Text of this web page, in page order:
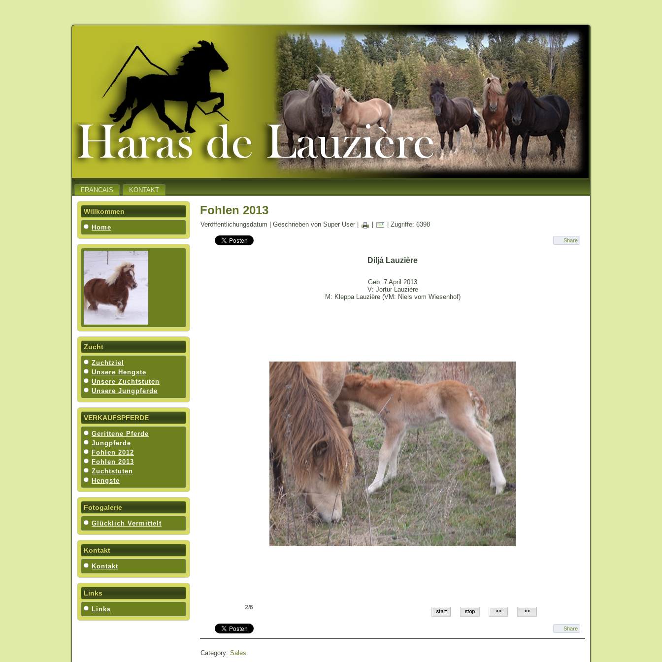
FRANCAIS KONTAKT
Willkommen
Home
Zucht
Zuchtziel
Unsere Hengste
Unsere Zuchtstuten
Unsere Jungpferde
VERKAUFSPFERDE
Gerittene Pferde
Jungpferde
Fohlen 2012
Fohlen 2013
Zuchtstuten
Hengste
Fotogalerie
Glücklich Vermittelt
Kontakt
Kontakt
Links
Links
Fohlen 2013
Veröffentlichungsdatum | Geschrieben von Super User | | Zugriffe: 6398
Share
Diljá Lauzière
Geb. 7 April 2013
V: Jortur Lauzière
M: Kleppa Lauzière (VM: Niels vom Wiesenhof)
2/6
Share
Category: Sales